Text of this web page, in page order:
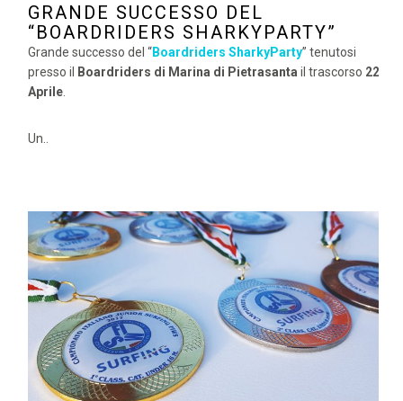
GRANDE SUCCESSO DEL
“BOARDRIDERS SHARKYPARTY”
Grande successo del “Boardriders SharkyParty” tenutosi
presso il
Boardriders di Marina di Pietrasanta il trascorso 22
Aprile.
Un..